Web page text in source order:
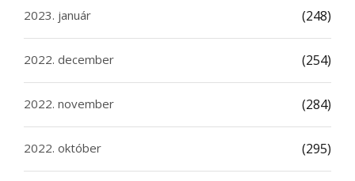
2023. január (248)
2022. december (254)
2022. november (284)
2022. október (295)